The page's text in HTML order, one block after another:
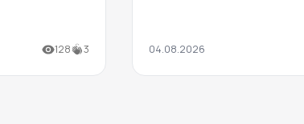
128 3 04.08.2026